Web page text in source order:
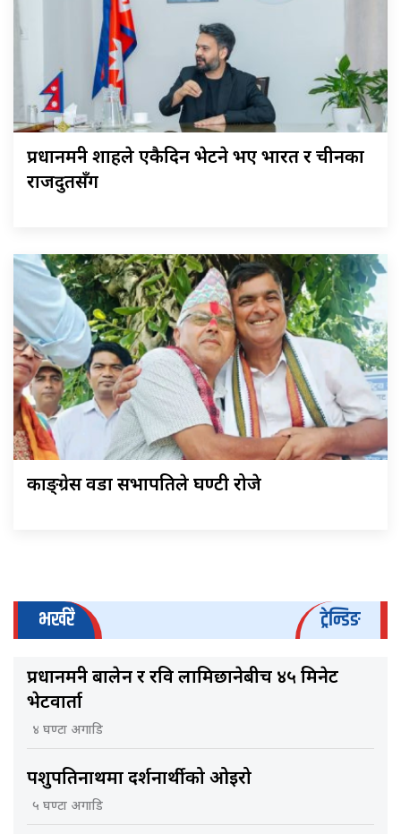
प्रधानमन्त्री शाहले एकैदिन भेटने भए भारत र चीनका
राजदुतसँग
काङ्ग्रेस वडा सभापतिले घण्टी रोजे
भर्खरै ट्रेन्डिङ
प्रधानमन्त्री बालेन र रवि लामिछानेबीच ४५ मिनेट
भेटवार्ता
४ घण्टा अगाडि
पशुपतिनाथमा दर्शनार्थीको ओइरो
५ घण्टा अगाडि